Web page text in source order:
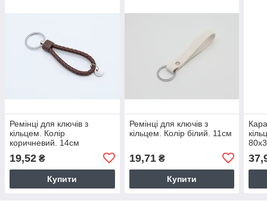
Ремінці для ключів з
кільцем. Колір
коричневий. 14см
19,52 ₴
Купити
Ремінці для ключів з
кільцем. Колір білий. 11см
19,71₴
Купити